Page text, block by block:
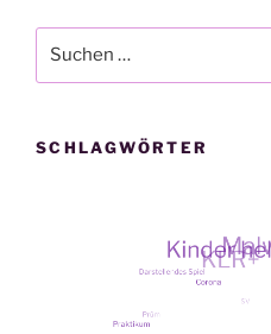
nach:
SCHLAGWÖRTER